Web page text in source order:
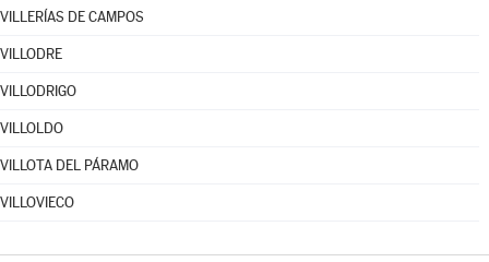
VILLERÍAS DE CAMPOS
VILLODRE
VILLODRIGO
VILLOLDO
VILLOTA DEL PÁRAMO
VILLOVIECO